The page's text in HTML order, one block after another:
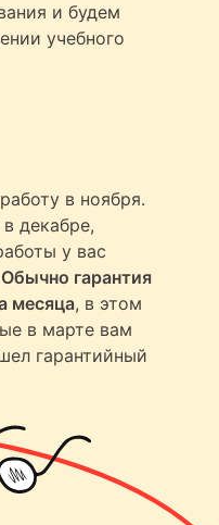
и будем
учебного
в ноября.
декабре,
у вас
Обычно гарантия
месяца, в этом
в марте вам
гарантийный